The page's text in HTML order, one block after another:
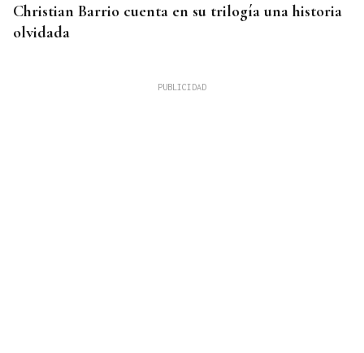
Christian Barrio cuenta en su trilogía una historia
olvidada